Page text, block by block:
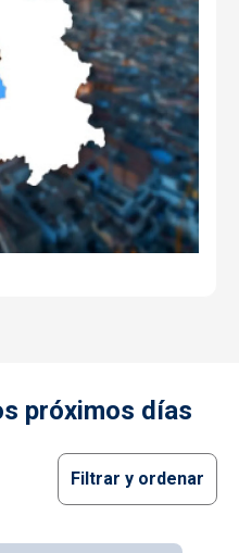
próximos días
Filtrar y ordenar